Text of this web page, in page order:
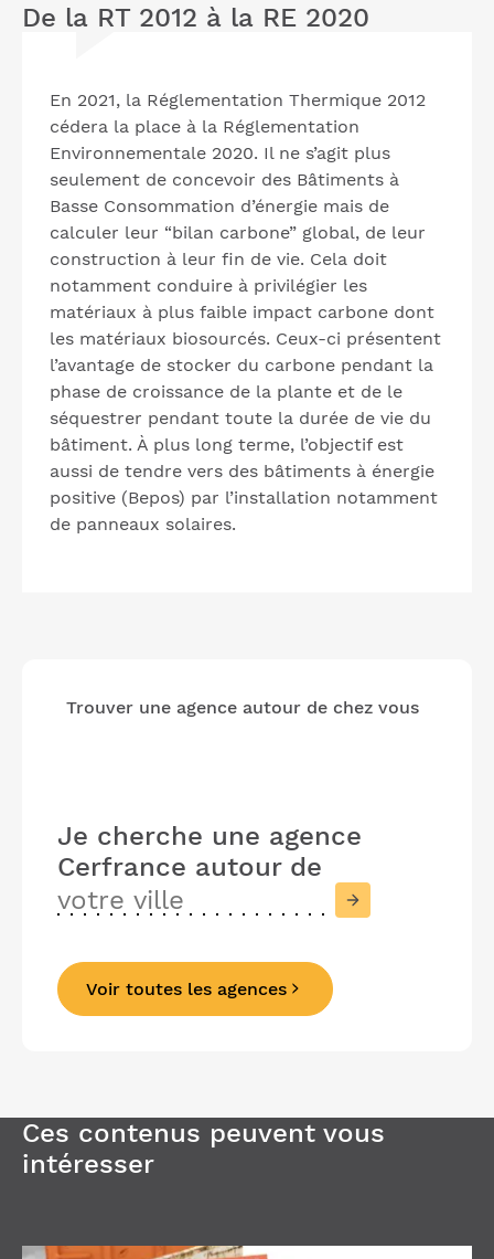
De la RT 2012 à la RE 2020
En 2021, la Réglementation Thermique 2012
cédera la place à la Réglementation
Environnementale 2020. Il ne s’agit plus
seulement de concevoir des Bâtiments à
Basse Consommation d’énergie mais de
calculer leur “bilan carbone” global, de leur
construction à leur fin de vie. Cela doit
notamment conduire à privilégier les
matériaux à plus faible impact carbone dont
les matériaux biosourcés. Ceux-ci présentent
l’avantage de stocker du carbone pendant la
phase de croissance de la plante et de le
séquestrer pendant toute la durée de vie du
bâtiment. À plus long terme, l’objectif est
aussi de tendre vers des bâtiments à énergie
positive (Bepos) par l’installation notamment
de panneaux solaires.
Trouver une agence autour de chez vous
Je cherche une agence
Cerfrance autour de
PrécédentSuivant
Voir toutes les agences
Ces contenus peuvent vous
intéresser